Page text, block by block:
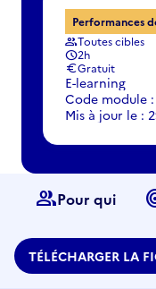
Performances
groupToutes cibles
schedule2h
euroGratuit
E-learning
Code module :
groupPour qui
TÉLÉCHARGER LA